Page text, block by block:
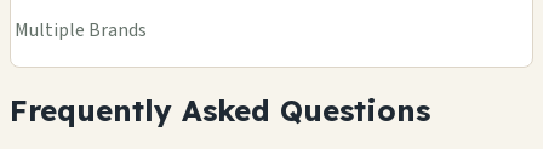
Multiple Brands
Frequently Asked Questions